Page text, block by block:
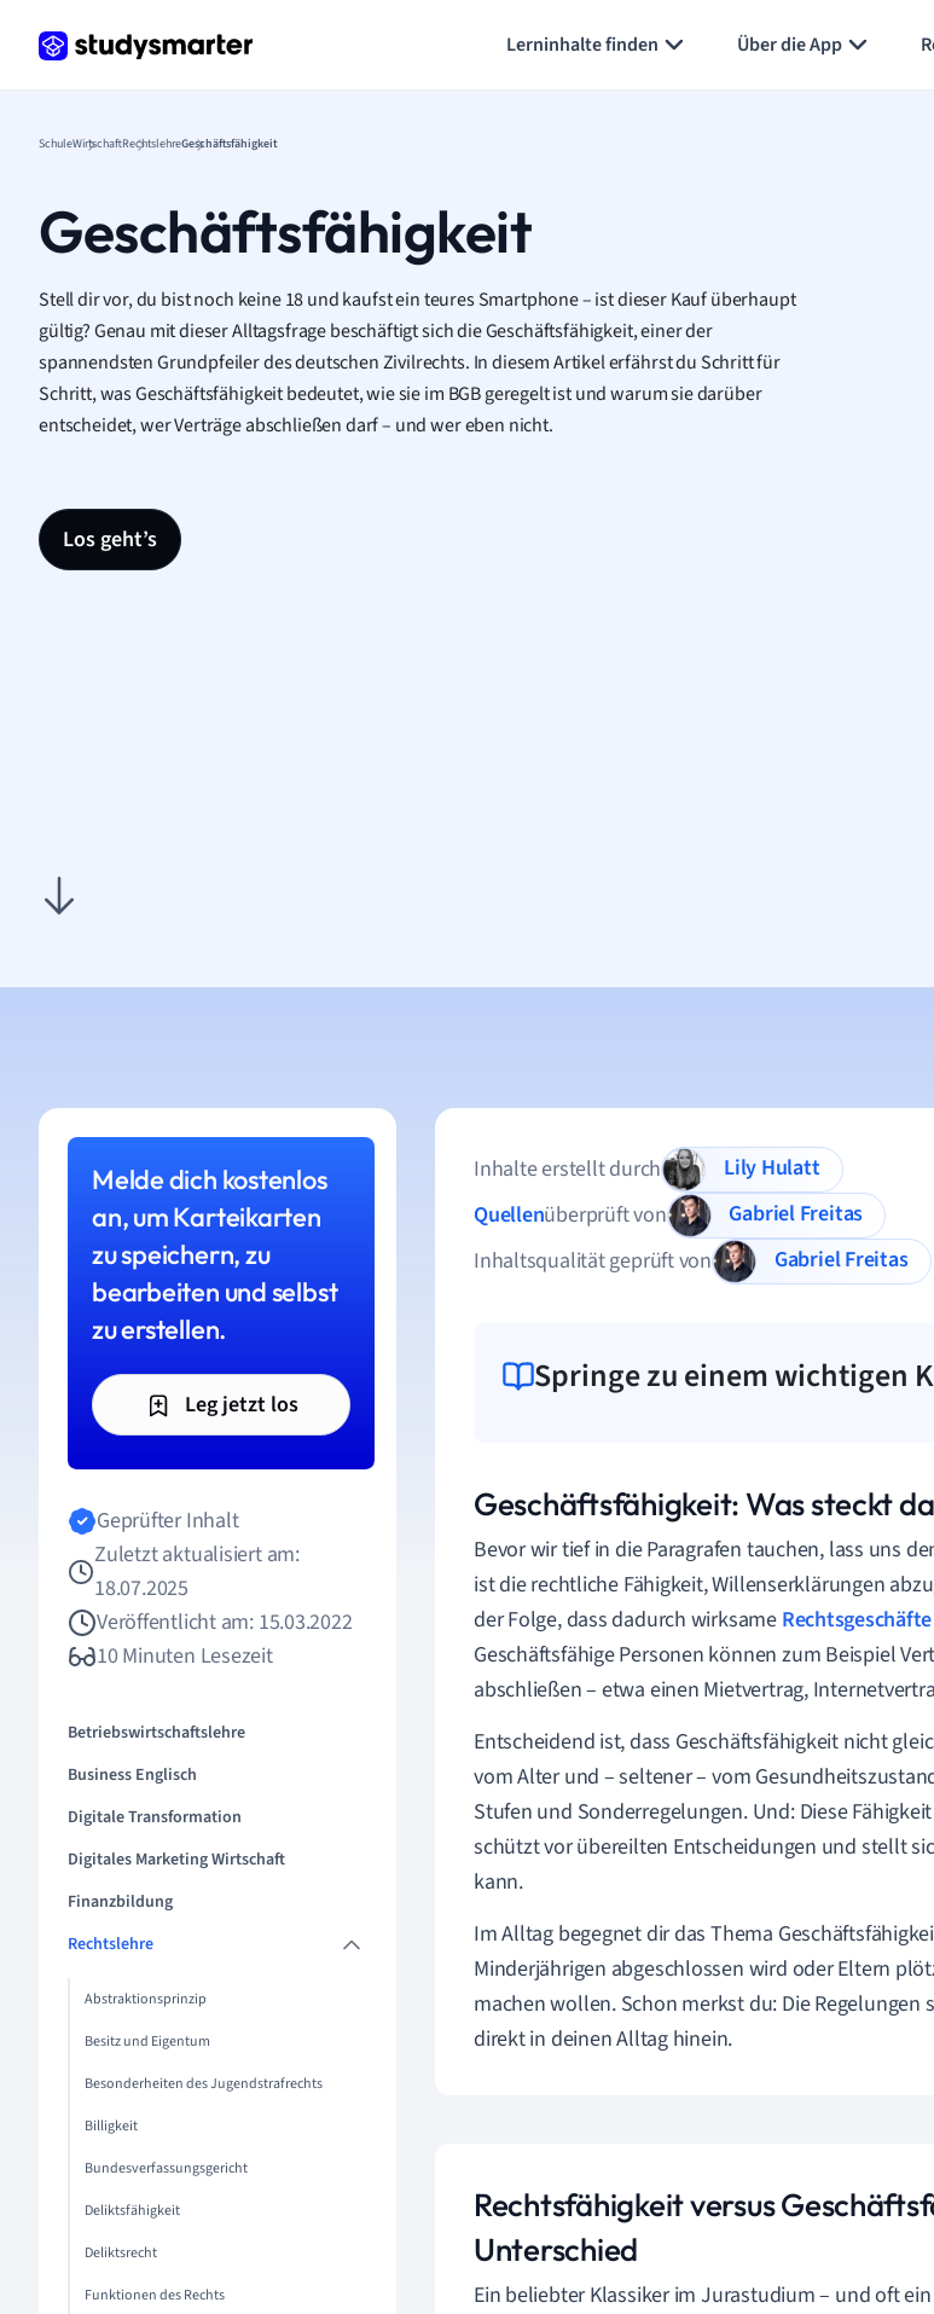
Lerninhalte finden Über die App
SchuleWirtschaftRechtslehreGeschäftsfähigkeit
Geschäftsfähigkeit
Stell dir vor, du bist noch keine 18 und kaufst ein teures Smartphone – ist dieser Kauf überhaupt
gültig? Genau mit dieser Alltagsfrage beschäftigt sich die Geschäftsfähigkeit, einer der
spannendsten Grundpfeiler des deutschen Zivilrechts. In diesem Artikel erfährst du Schritt für
Schritt, was Geschäftsfähigkeit bedeutet, wie sie im BGB geregelt ist und warum sie darüber
entscheidet, wer Verträge abschließen darf – und wer eben nicht.
Los geht’s
Melde dich kostenlos
an, um Karteikarten
zu speichern, zu
bearbeiten und selbst
zu erstellen.
Leg jetzt los
Geprüfter Inhalt
Zuletzt aktualisiert am:
18.07.2025
Veröffentlicht am: 15.03.2022
10 Minuten Lesezeit
Betriebswirtschaftslehre
Business Englisch
Digitale Transformation
Digitales Marketing Wirtschaft
Finanzbildung
Rechtslehre
Abstraktionsprinzip
Besitz und Eigentum
Besonderheiten des Jugendstrafrechts
Billigkeit
Bundesverfassungsgericht
Deliktsfähigkeit
Deliktsrecht
Funktionen des Rechts
Inhalte erstellt durch
Lily Hulatt
Quellenüberprüft von
Gabriel Freitas
Inhaltsqualität geprüft von
Gabriel Freitas
Springe zu einem wichtigen
Geschäftsfähigkeit: Was steckt
Bevor wir tief in die Paragrafen tauchen, lass uns
ist die rechtliche Fähigkeit, Willenserklärungen
der Folge, dass dadurch wirksame Rechtsgeschäfte
Geschäftsfähige Personen können zum Beispiel
abschließen – etwa einen Mietvertrag,
Entscheidend ist, dass Geschäftsfähigkeit nicht
vom Alter und – seltener – vom
Stufen und Sonderregelungen. Und: Diese
schützt vor übereilten Entscheidungen und stellt
kann.
Im Alltag begegnet dir das Thema
Minderjährigen abgeschlossen wird oder Eltern
machen wollen. Schon merkst du: Die
direkt in deinen Alltag hinein.
Rechtsfähigkeit versus
Unterschied
Ein beliebter Klassiker im Jurastudium – und oft